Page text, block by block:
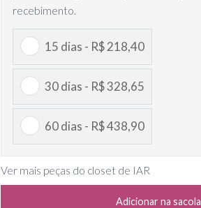
recebimento.
15 dias - R$ 218,40
30 dias - R$ 328,65
60 dias - R$ 438,90
Ver mais peças do closet de IAR
Adicionar na sacola